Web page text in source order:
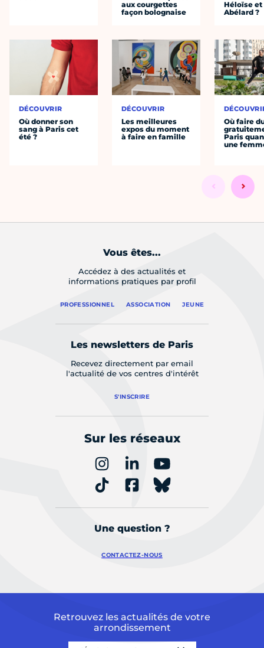
DÉCOUVRIR
Où donner son
sang à Paris cet
été ?
aux courgettes
façon bolognaise
DÉCOUVRIR
Les meilleures
expos du moment
à faire en famille
Héloïse et
Abélard ?
Où faire
Paris
une
Vous êtes...
Accédez à des actualités et
informations pratiques par profil
PROFESSIONNEL ASSOCIATION JEUNE
Les newsletters de Paris
Recevez directement par email
l'actualité de vos centres d'intérêt
S'INSCRIRE
Sur les réseaux
Une question ?
CONTACTEZ-NOUS
Retrouvez les actualités de votre
arrondissement